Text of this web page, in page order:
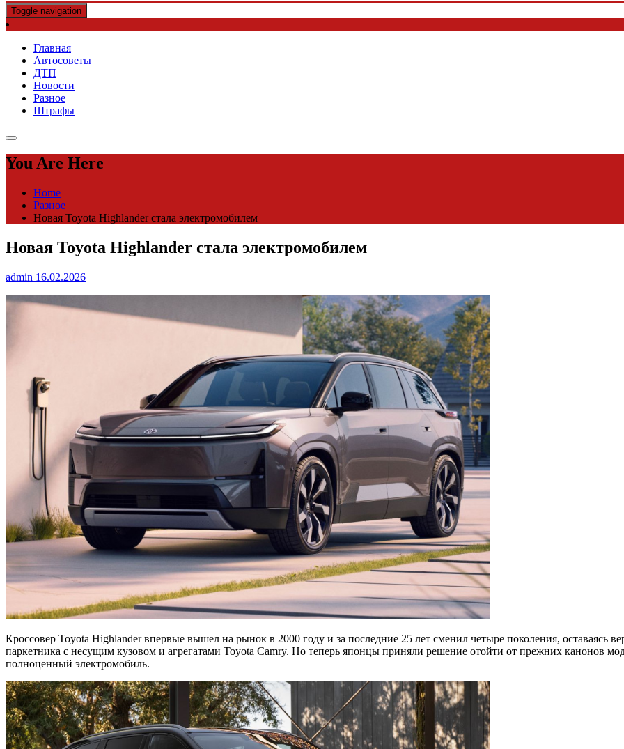
Toggle navigation
Главная
Автосоветы
ДТП
Новости
Разное
Штрафы
You Are Here
Home
Разное
Новая Toyota Highlander стала электромобилем
Новая Toyota Highlander стала электромобилем
admin 16.02.2026
Кроссовер Toyota Highlander впервые вышел на рынок в 2000 году и за последние 25 лет сменил четыре поколения, оставаясь
паркетника с несущим кузовом и агрегатами Toyota Camry. Но теперь японцы приняли решение отойти от прежних канонов
полноценный электромобиль.